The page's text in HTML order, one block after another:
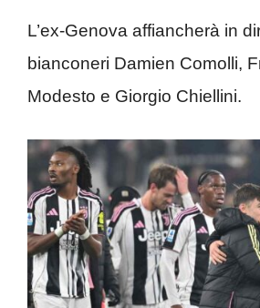
L’ex-Genova affiancherà in
bianconeri Damien Comolli,
Modesto e Giorgio Chiellini.